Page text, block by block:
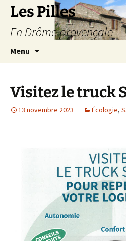
Les Pilles
En Drôme provençale
Menu
Visitez le truck
13 novembre 2023 Écologie,